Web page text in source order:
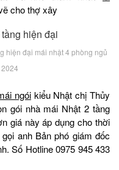
cho thợ xây
hiện đại mái nhật 4 phòng ngủ
ngóikiểu Nhật chị Thủy
gói nhà mái Nhật 2 tầng
giá này áp dụng cho thời
anh Bản phó giám đốc
Số Hotline 0975 945 433